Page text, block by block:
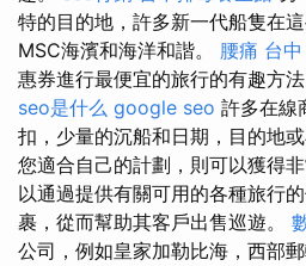
特的目的地，許多新一代船隻在
MSC海濱和海洋和諧。 腰痛 台
惠券進行最便宜的旅行的有趣方法
seo是什么 google seo 許多在線
扣，少量的沉船和日期，目的地
您適合自己的計劃，則可以獲得
以通過提供有關可用的各種旅行
裹，從而幫助其客戶出售巡遊。
公司，例如皇家加勒比海，西部